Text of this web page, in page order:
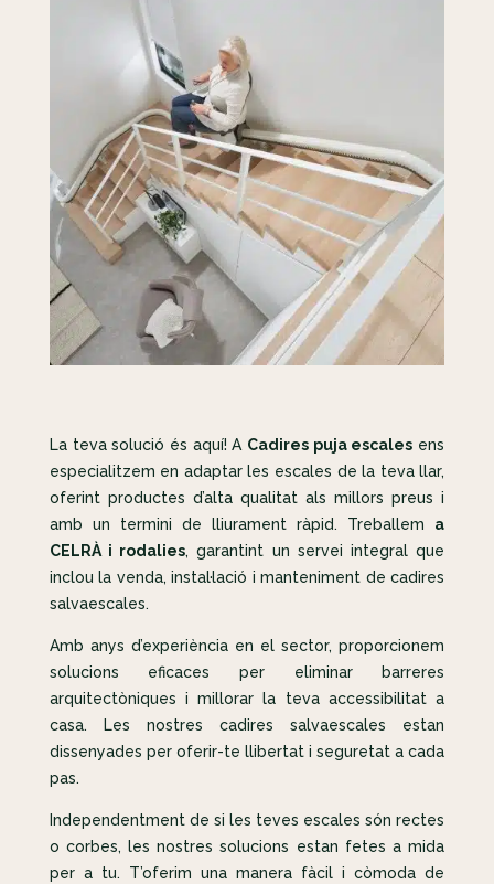
La teva solució és aquí! A Cadires puja escales ens
especialitzem en adaptar les escales de la teva llar,
oferint productes d’alta qualitat als millors preus i
amb un termini de lliurament ràpid. Treballem a
CELRÀ i rodalies, garantint un servei integral que
inclou la venda, instal·lació i manteniment de cadires
salvaescales.
Amb anys d’experiència en el sector, proporcionem
solucions eficaces per eliminar barreres
arquitectòniques i millorar la teva accessibilitat a
casa. Les nostres cadires salvaescales estan
dissenyades per oferir-te llibertat i seguretat a cada
pas.
Independentment de si les teves escales són rectes
o corbes, les nostres solucions estan fetes a mida
per a tu. T’oferim una manera fàcil i còmoda de